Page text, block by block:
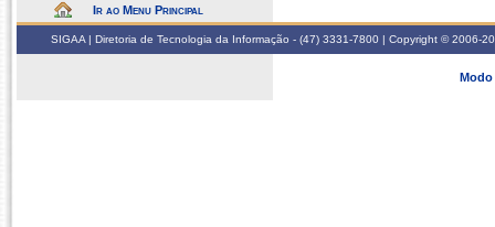
Ir ao Menu Principal
SIGAA | Diretoria de Tecnologia da Informação - (47) 3331-7800 | Copyright © 2006-
Modo